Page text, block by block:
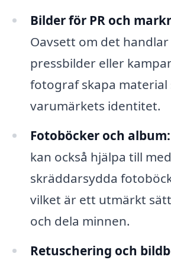
Bilder för PR och
Oavsett om det
pressbilder eller
fotograf skapa material
varumärkets identitet.
Fotoböcker och album:
kan också hjälpa till
skräddarsydda
vilket är ett utmärkt
och dela minnen.
Retuschering och